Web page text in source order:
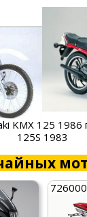
KMX 125 1986
125S 1983